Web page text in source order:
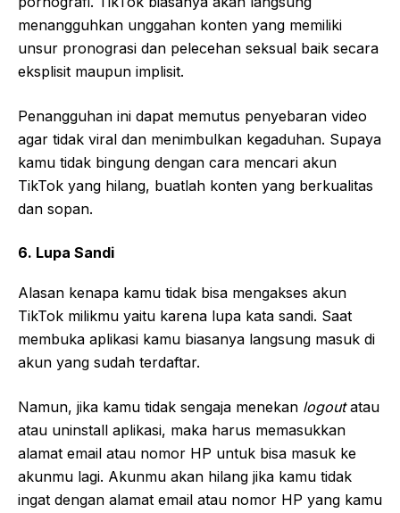
menangguhkan unggahan konten yang memiliki
unsur pronograsi dan pelecehan seksual baik secara
eksplisit maupun implisit.
Penangguhan ini dapat memutus penyebaran video
agar tidak viral dan menimbulkan kegaduhan. Supaya
kamu tidak bingung dengan cara mencari akun
TikTok yang hilang, buatlah konten yang berkualitas
dan sopan.
6. Lupa Sandi
Alasan kenapa kamu tidak bisa mengakses akun
TikTok milikmu yaitu karena lupa kata sandi. Saat
membuka aplikasi kamu biasanya langsung masuk di
akun yang sudah terdaftar.
Namun, jika kamu tidak sengaja menekan logoutatau
atau uninstall aplikasi, maka harus memasukkan
alamat email atau nomor HP untuk bisa masuk ke
akunmu lagi. Akunmu akan hilang jika kamu tidak
ingat dengan alamat email atau nomor HP yang kamu